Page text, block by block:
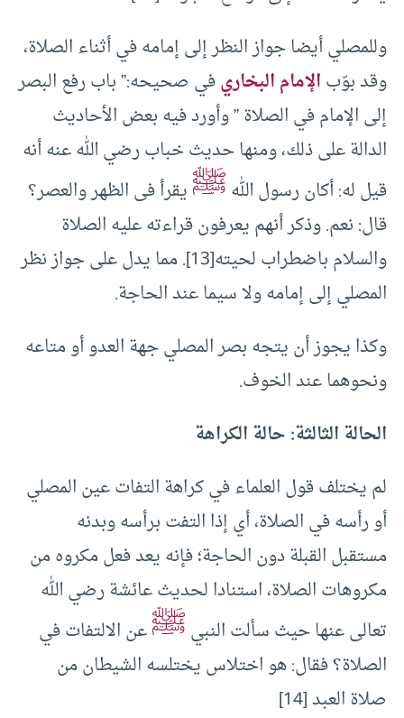
وللمصلي أيضا جواز النظر إلى إمامه في أثناء الصلاة،
وقد بوّبالإمام البخاريفي صحيحه:” باب رفع البصر
إلى الإمام في الصلاة ” وأورد فيه بعض الأحاديث
الدالة على ذلك، ومنها حديث خباب رضي الله عنه أنه
قيل له: أكان رسول اللهﷺيقرأ فى الظهر والعصر؟
قال: نعم. وذكر أنهم يعرفون قراءته عليه الصلاة
والسلام باضطراب لحيته[13]. مما يدل على جواز نظر
المصلي إلى إمامه ولا سيما عند الحاجة.
وكذا يجوز أن يتجه بصر المصلي جهة العدو أو متاعه
ونحوهما عند الخوف.
الحالة الثالثة: حالة الكراهة
لم يختلف قول العلماء في كراهة التفات عين المصلي
أو رأسه في الصلاة، أي إذا التفت برأسه وبدنه
مستقبل القبلة دون الحاجة؛ فإنه يعد فعل مكروه من
مكروهات الصلاة، استنادا لحديث عائشة رضي الله
تعالى عنها حيث سألت النبيﷺعن الالتفات في
الصلاة؟ فقال: هو اختلاس يختلسه الشيطان من
صلاة العبد [14]